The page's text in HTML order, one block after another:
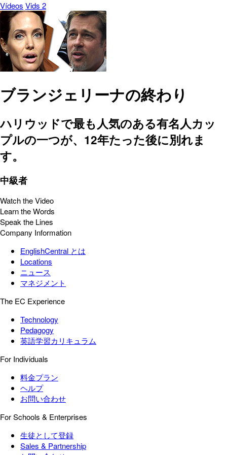
Vídeos Vids 2
ブランジェリーナの終わり
ハリウッドで最も人気のある有名人カッ
プルの一つが、12年たった後に別れま
す。
中級者
Watch the Video
Learn the Words
Speak the Lines
Company Information
EnglishCentral とは
Locations
ニュース
マネジメント
The EC Experience
Technology
Pedagogy
英語学習カリキュラム
For Individuals
料金プラン
ヘルプ
お問い合わせ
For Schools & Enterprises
生徒として登録
Sales & Partnership